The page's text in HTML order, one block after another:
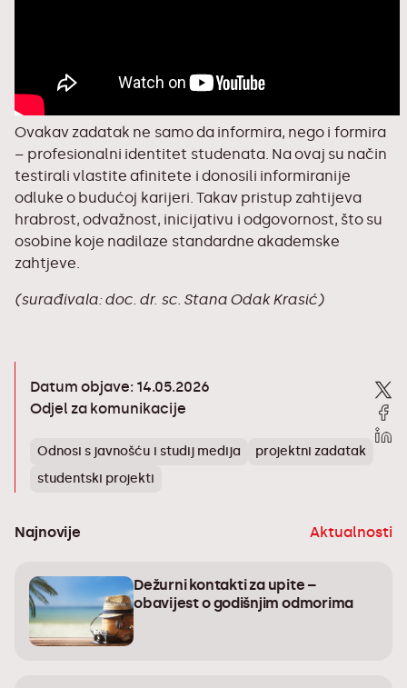
Ovakav zadatak ne samo da informira, nego i formira
– profesionalni identitet studenata. Na ovaj su način
testirali vlastite afinitete i donosili informiranije
odluke o budućoj karijeri. Takav pristup zahtijeva
hrabrost, odvažnost, inicijativu i odgovornost, što su
osobine koje nadilaze standardne akademske
zahtjeve.
(surađivala: doc. dr. sc. Stana Odak Krasić)
Datum objave: 14.05.2026
Odjel za komunikacije
Odnosi s javnošću i studij medija
projektni zadatak
studentski projekti
Najnovije Aktualnosti
Dežurni kontakti za upite –
obavijest o godišnjim odmorima